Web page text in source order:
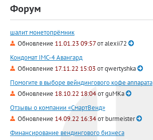
Форум
шалит монетопрёмник
Обновление 11.01.23 09:57отalexii72
Кондомат IMC-4 Авангард
Обновление 17.11.22 15:03 отqwertyshka
Помогите в выборе вейндингового кофе аппарата
Обновление 18.10.22 18:04отguMKa
Отзывы о компании «СмартВенд»
Обновление 14.09.22 16:34отburmeister
Финансирование вендингового бизнеса